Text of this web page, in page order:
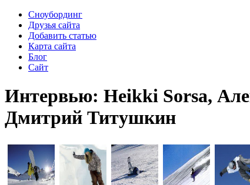
Сноубординг
Друзья сайта
Добавить статью
Карта сайта
Блог
Сайт
Интервью: Heikki Sorsa,
Дмитрий Титушкин